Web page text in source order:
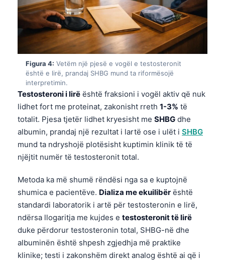
Figura 4: Vetëm një pjesë e vogël e testosteronit
është e lirë, prandaj SHBG mund ta riformësojë
interpretimin.
Testosteroni i lirë është fraksioni i vogël aktiv që nuk
lidhet fort me proteinat, zakonisht rreth 1-3% të
totalit. Pjesa tjetër lidhet kryesisht me SHBG dhe
albumin, prandaj një rezultat i lartë ose i ulët i SHBG
mund ta ndryshojë plotësisht kuptimin klinik të të
njëjtit numër të testosteronit total.
Metoda ka më shumë rëndësi nga sa e kuptojnë
shumica e pacientëve. Dializa me ekuilibër është
standardi laboratorik i artë për testosteronin e lirë,
ndërsa llogaritja me kujdes e testosteronit të lirë
duke përdorur testosteronin total, SHBG-në dhe
albuminën është shpesh zgjedhja më praktike
klinike; testi i zakonshëm direkt analog është ai që i